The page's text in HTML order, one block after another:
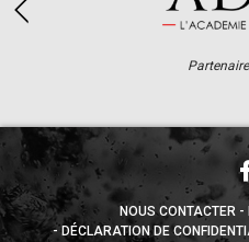
NOUS CONTACTER
DÉCLARATION DE